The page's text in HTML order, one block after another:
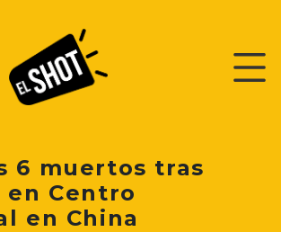
6 muertos tras
Centro
en China